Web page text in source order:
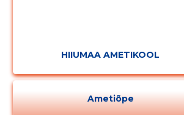
HIIUMAA AMETIKOOL
Ametiõpe